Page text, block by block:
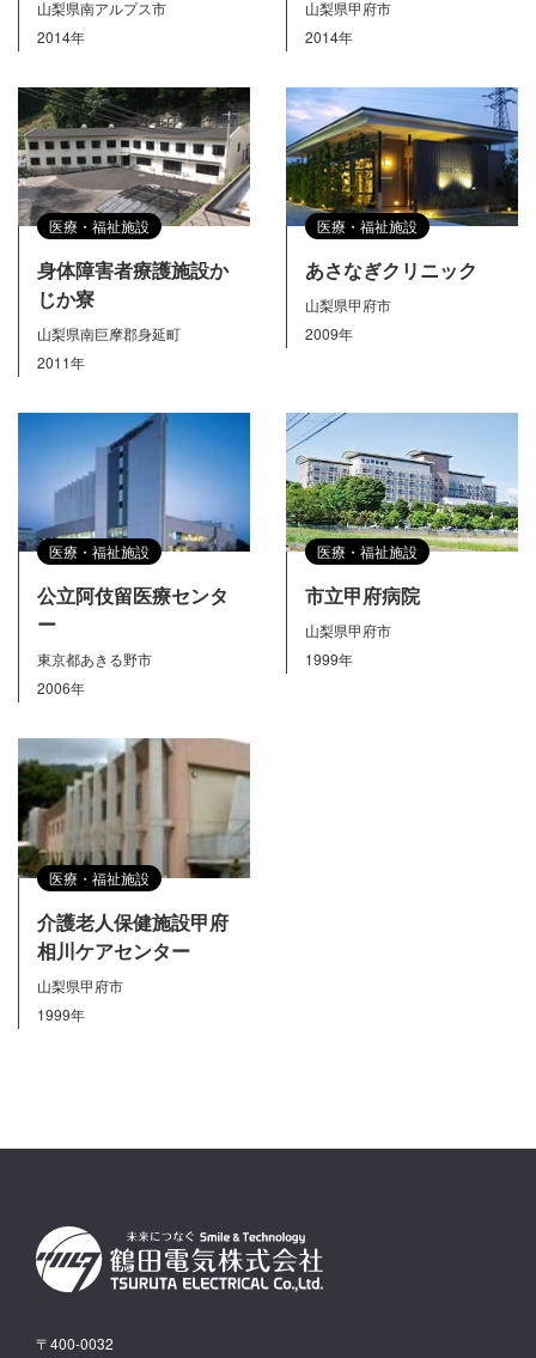
山梨県南アルプス市
2014年
山梨県甲府市
2014年
医療・福祉施設
身体障害者療護施設か
じか寮
山梨県南巨摩郡身延町
2011年
医療・福祉施設
あさなぎクリニック
山梨県甲府市
2009年
医療・福祉施設
公立阿伎留医療センタ
ー
東京都あきる野市
2006年
医療・福祉施設
市立甲府病院
山梨県甲府市
1999年
医療・福祉施設
介護老人保健施設甲府
相川ケアセンター
山梨県甲府市
1999年
〒400-0032